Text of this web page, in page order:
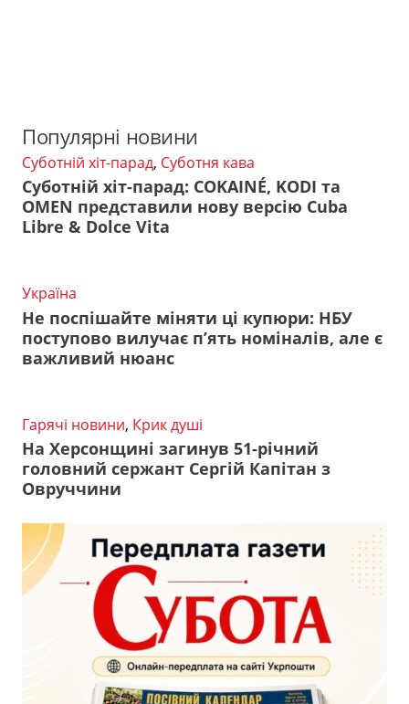
Популярні новини
Суботній хіт-парад, Суботня кава
Суботній хіт-парад: COKAINÉ, KODI та
OMEN представили нову версію Cuba
Libre & Dolce Vita
Україна
Не поспішайте міняти ці купюри: НБУ
поступово вилучає п’ять номіналів, але є
важливий нюанс
Гарячі новини, Крик душі
На Херсонщині загинув 51-річний
головний сержант Сергій Капітан з
Овруччини